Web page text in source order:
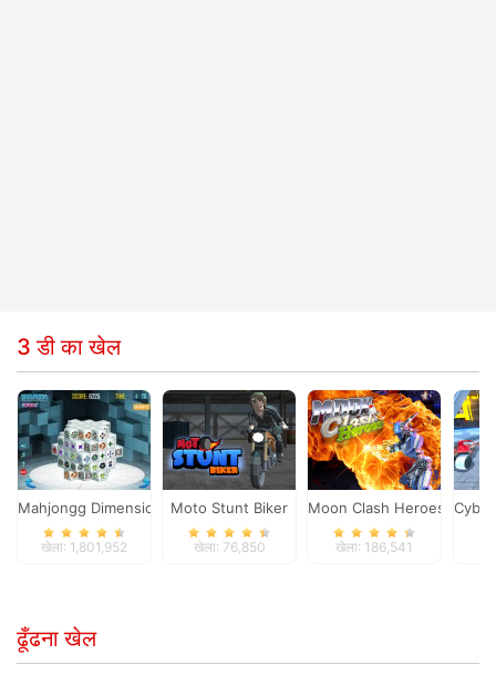
3 डी का खेल
Mahjongg Dimensions
खेला: 1,801,952
Moto Stunt Biker
खेला: 76,850
Moon Clash Heroes
खेला: 186,541
ढूँढना खेल